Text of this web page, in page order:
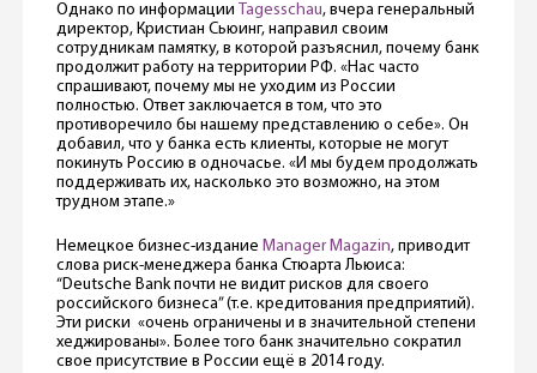
Однако по информации Tagesschau, вчера генеральный
директор, Кристиан Сьюинг, направил своим
сотрудникам памятку, в которой разъяснил, почему банк
продолжит работу на территории РФ. «Нас часто
спрашивают, почему мы не уходим из России
полностью. Ответ заключается в том, что это
противоречило бы нашему представлению о себе». Он
добавил, что у банка есть клиенты, которые не могут
покинуть Россию в одночасье. «И мы будем продолжать
поддерживать их, насколько это возможно, на этом
трудном этапе.»
Немецкое бизнес-издание Manager Magazin, приводит
слова риск-менеджера банка Стюарта Льюиса:
“Deutsche Bank почти не видит рисков для своего
российского бизнеса” (т.е. кредитования предприятий).
Эти риски «очень ограничены и в значительной степени
хеджированы». Более того банк значительно сократил
свое присутствие в России ещё в 2014 году.